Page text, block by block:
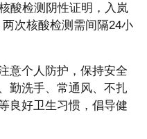
酸检测阴性证明，入岚
两次核酸检测需间隔24小
意个人防护，保持安全
勤洗手、常通风、不扎
良好卫生习惯，倡导健